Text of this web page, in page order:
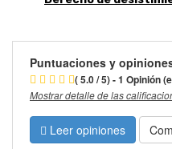
Puntuaciones y
( 5.0 / 5) - 1 Opinión
Mostrar detalle de las
Leer opiniones